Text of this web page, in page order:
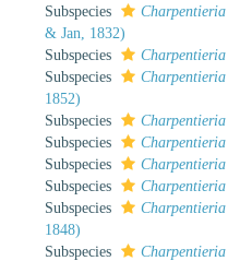
Subspecies
& Jan, 1832)
Subspecies
Subspecies
1852)
Subspecies
Subspecies
Subspecies
Subspecies
Subspecies
1848)
Subspecies